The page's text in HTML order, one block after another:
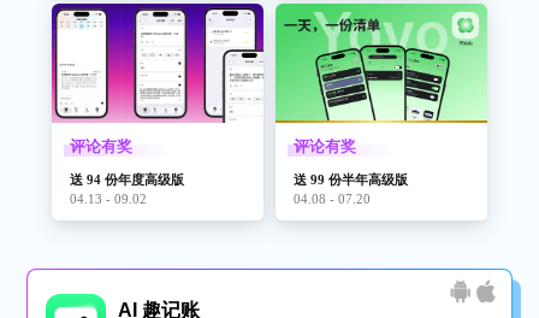
评论有奖
送 94 份年度高级版
04.13 - 09.02
评论有奖
送 99 份半年高级版
04.08 - 07.20
AI 趣记账